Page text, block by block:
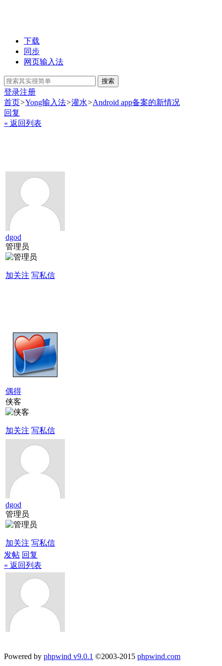
下载
同步
网页输入法
搜索
登录注册
首页>Yong输入法>灌水>Android app备案的新情况
回复
« 返回列表
dgod
管理员
加关注 写私信
偶得
侠客
加关注 写私信
dgod
管理员
加关注 写私信
发帖 回复
« 返回列表
Powered by phpwind v9.0.1 ©2003-2015 phpwind.com